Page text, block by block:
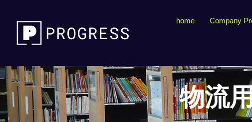
home Company
物流